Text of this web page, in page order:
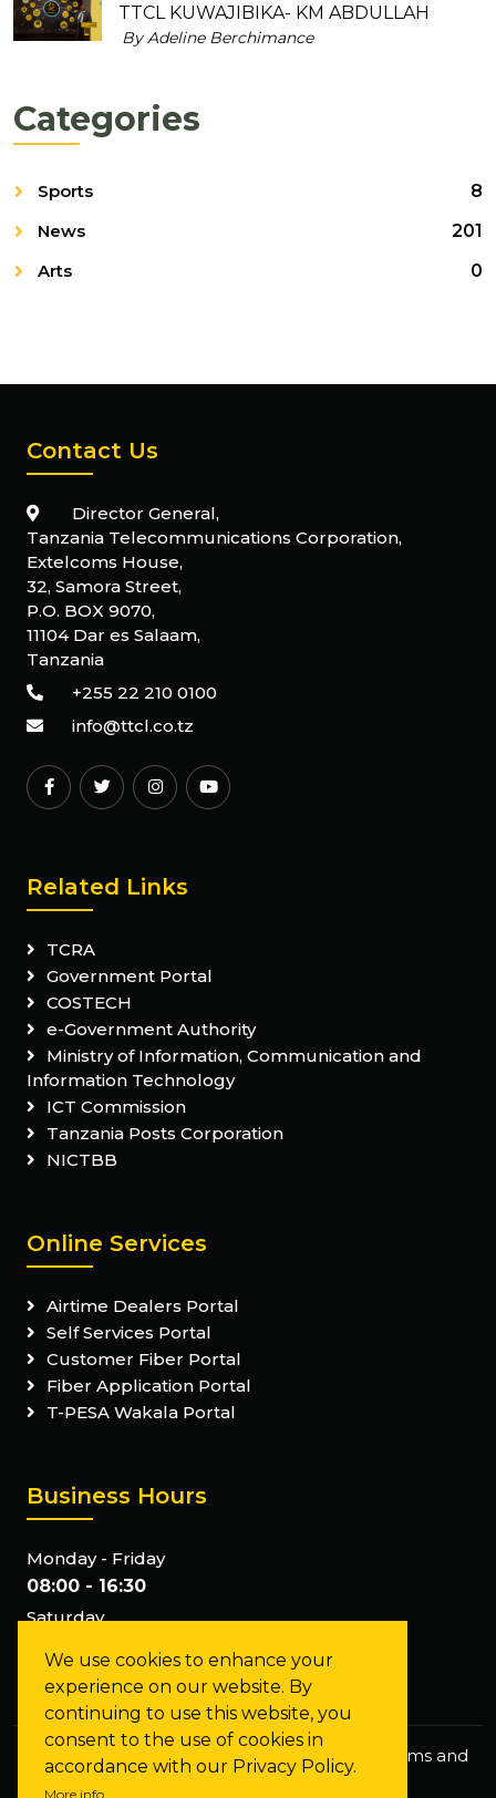
We use cookies to enhance your
experience on our website. By
continuing to use this website, you
consent to the use of cookies in
accordance with our Privacy Policy.
More info
TTCL KUWAJIBIKA- KM ABDULLAH
By Adeline Berchimance
Categories
Sports
8
News
201
Arts
0
Contact Us
Director General,
Tanzania Telecommunications Corporation,
Extelcoms House,
32, Samora Street,
P.O. BOX 9070,
11104 Dar es Salaam,
Tanzania
+255 22 210 0100
info@ttcl.co.tz
Related Links
TCRA
Government Portal
COSTECH
e-Government Authority
Ministry of Information, Communication and
Information Technology
ICT Commission
Tanzania Posts Corporation
NICTBB
Online Services
Airtime Dealers Portal
Self Services Portal
Customer Fiber Portal
Fiber Application Portal
T-PESA Wakala Portal
Business Hours
Monday - Friday
08:00 - 16:30
Saturday
Closed
Privacy Policy Staff Mail FAQs
Terms and
Conditions